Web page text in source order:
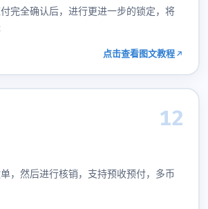
完全确认后，进行更进一步的锁定，将
点击查看图文教程
12
，然后进行核销，支持预收预付，多币